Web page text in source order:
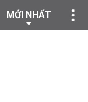
MỚI NHẤT